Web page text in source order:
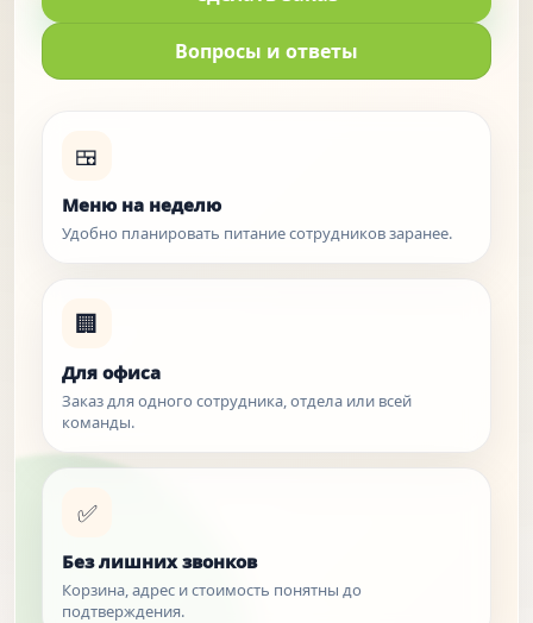
Вопросы и ответы
🍱
Меню на неделю
Удобно планировать питание сотрудников заранее.
🏢
Для офиса
Заказ для одного сотрудника, отдела или всей
команды.
✅
Без лишних звонков
Корзина, адрес и стоимость понятны до
подтверждения.